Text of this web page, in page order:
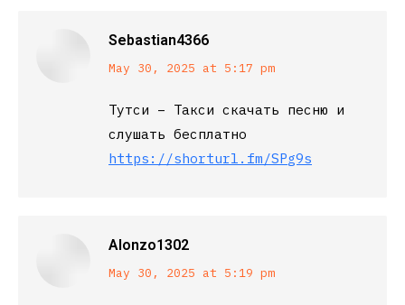
Sebastian4366
says:
May 30, 2025 at 5:17 pm
Тутси – Такси скачать песню и
слушать бесплатно
https://shorturl.fm/SPg9s
Alonzo1302
says:
May 30, 2025 at 5:19 pm